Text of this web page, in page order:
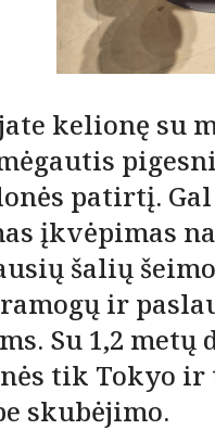
kelionę su
patirtį.
įkvėpimas
šalių
ir
Su 1,2
tik Tokyo
skubėjimo.